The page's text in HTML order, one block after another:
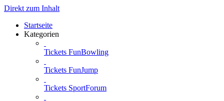
Direkt zum Inhalt
Startseite
Kategorien
Tickets FunBowling
Tickets FunJump
Tickets SportForum